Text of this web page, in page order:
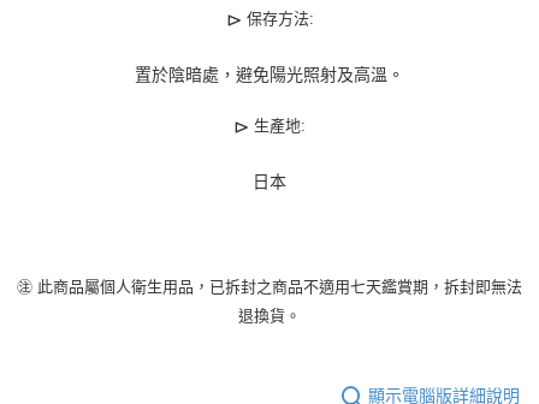
⊳ 保存方法:
置於陰暗處，避免陽光照射及高溫。
⊳ 生產地:
日本
㊟ 此商品屬個人衛生用品，已拆封之商品不適用七天鑑賞期，拆封即無法
退換貨。
顯示電腦版詳細說明